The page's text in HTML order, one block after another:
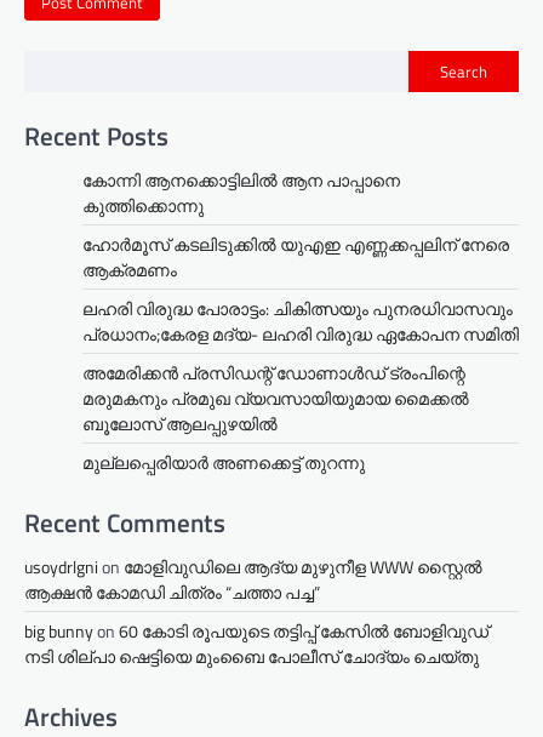
Search
Recent Posts
കോന്നി ആനക്കൊട്ടിലിൽ ആന പാപ്പാനെ
കുത്തിക്കൊന്നു
ഹോർമൂസ് കടലിടുക്കിൽ യുഎഇ എണ്ണക്കപ്പലിന് നേരെ
ആക്രമണം
ലഹരി വിരുദ്ധ പോരാട്ടം: ചികിത്സയും പുനരധിവാസവും
പ്രധാനം;കേരള മദ്യ- ലഹരി വിരുദ്ധ ഏകോപന സമിതി
അമേരിക്കൻ പ്രസിഡന്റ് ഡോണാൾഡ് ട്രംപിന്റെ
മരുമകനും പ്രമുഖ വ്യവസായിയുമായ മൈക്കൽ
ബൂലോസ് ആലപ്പുഴയിൽ
മുല്ലപ്പെരിയാര്‍ അണക്കെട്ട് തുറന്നു
Recent Comments
usoydrlgnion മോളിവുഡിലെ ആദ്യ മുഴുനീള WWW സ്റ്റൈൽ
ആക്ഷൻ കോമഡി ചിത്രം “ചത്താ പച്ച”
big bunnyon60 കോടി രൂപയുടെ തട്ടിപ്പ് കേസിൽ ബോളിവുഡ്
നടി ശില്പാ ഷെട്ടിയെ മുംബൈ പോലീസ് ചോദ്യം ചെയ്തു
Archives